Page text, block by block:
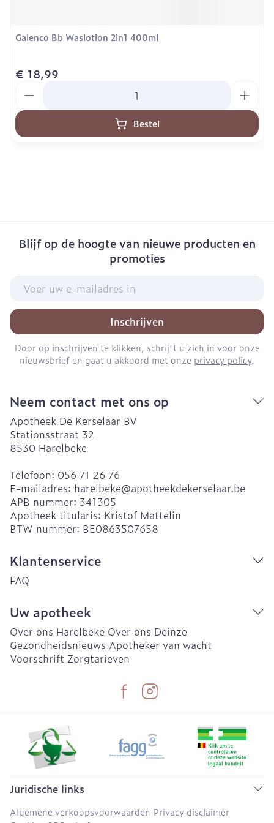
Galenco Bb Waslotion 2in1 400ml
€ 18,99
Bestel
Blijf op de hoogte van nieuwe producten en
promoties
Inschrijven
Door op inschrijven te klikken, schrijft u zich in voor onze
nieuwsbrief en gaat u akkoord met onze privacy policy.
Neem contact met ons op
Apotheek De Kerselaar BV
Stationsstraat 32
8530 Harelbeke
Telefoon: 056 71 26 76
E-mailadres: harelbeke@apotheekdekerselaar.be
APB nummer: 341305
Apotheek titularis: Kristof Mattelin
BTW nummer: BE0863507658
Klantenservice
FAQ
Uw apotheek
Over ons Harelbeke Over ons Deinze
Gezondheidsnieuws Apotheker van wacht
Voorschrift Zorgtarieven
Juridische links
Algemene verkoopsvoorwaarden Privacy disclaimer